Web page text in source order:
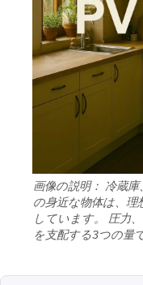
画像の説明： 冷蔵
の身近な物体は、理
しています。 圧力
を支配する3つの量